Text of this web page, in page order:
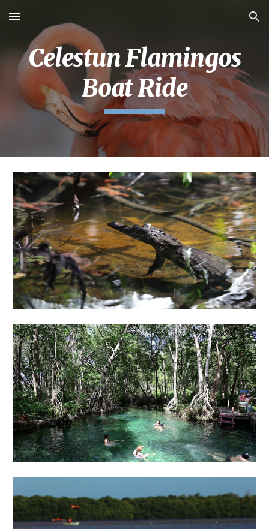
Skip to main content Skip to navigation
Celestun Flamingos
Boat Ride